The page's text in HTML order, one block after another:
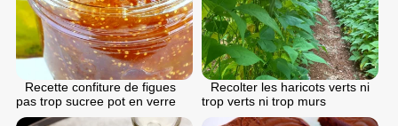
Recette confiture de figues
pas trop sucree pot en verre
Recolter les haricots verts ni
trop verts ni trop murs